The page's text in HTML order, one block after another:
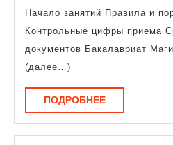
Начало занятий Правила и
Контрольные цифры приема
документов Бакалавриат
(далее…)
ПОДРОБНЕЕПОДРОБНЕЕ